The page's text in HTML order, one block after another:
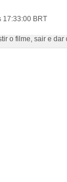
17:33:00 BRT
o filme, sair e dar